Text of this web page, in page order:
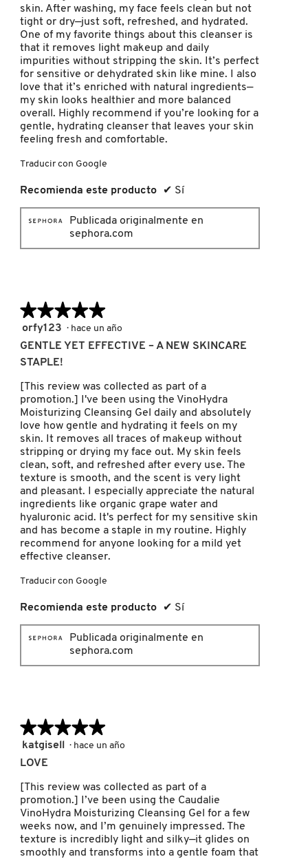
PATRICK TA
PEACE OUT SKINCARE
PETER THOMAS ROTH
PRADA
RARE BEAUTY
REDKEN
SARELLY
SEPHORA COLLECTION
SEPHORA FAVORITES
SHARK
SHISEIDO
SMASHBOX
THE INKEY LIST
THE ORDINARY
skin. After washing, my face feels clean but not
tight or dry—just soft, refreshed, and hydrated.
One of my favorite things about this cleanser is
that it removes light makeup and daily
impurities without stripping the skin. It’s perfect
for sensitive or dehydrated skin like mine. I also
love that it’s enriched with natural ingredients—
my skin looks healthier and more balanced
overall. Highly recommend if you’re looking for a
gentle, hydrating cleanser that leaves your skin
feeling fresh and comfortable.
Traducir con Google
Recomienda este producto ✔ Sí
Publicada originalmente en
sephora.com
★★★★★
★★★★★
5
de
estrellas.
orfy123 · hace un año
GENTLE YET EFFECTIVE – A NEW SKINCARE
STAPLE!
[This review was collected as part of a
promotion.] I've been using the VinoHydra
Moisturizing Cleansing Gel daily and absolutely
love how gentle and hydrating it feels on my
skin. It removes all traces of makeup without
stripping or drying my face out. My skin feels
clean, soft, and refreshed after every use. The
texture is smooth, and the scent is very light
and pleasant. I especially appreciate the natural
ingredients like organic grape water and
hyaluronic acid. It's perfect for my sensitive skin
and has become a staple in my routine. Highly
recommend for anyone looking for a mild yet
effective cleanser.
Traducir con Google
Recomienda este producto ✔ Sí
Publicada originalmente en
sephora.com
★★★★★
★★★★★
5
de
estrellas.
katgisell · hace un año
LOVE
[This review was collected as part of a
promotion.] I’ve been using the Caudalie
VinoHydra Moisturizing Cleansing Gel for a few
weeks now, and I’m genuinely impressed. The
texture is incredibly light and silky—it glides on
smoothly and transforms into a gentle foam that